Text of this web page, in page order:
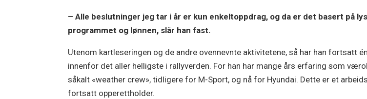
– Alle beslutninger jeg tar i år er kun enkeltoppdrag, og da er det basert på
programmet og lønnen, slår han fast.
Utenom kartleseringen og de andre ovennevnte aktivitetene, så har han fortsatt
innenfor det aller helligste i rallyverden. For han har mange års erfaring som
såkalt «weather crew», tidligere for M-Sport, og nå for Hyundai. Dette er et
fortsatt opperettholder.